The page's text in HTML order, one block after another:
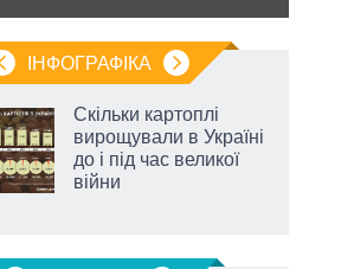
ІНФОГРАФІКА
Скільки картоплі
вирощували в Україні
до і під час великої
війни